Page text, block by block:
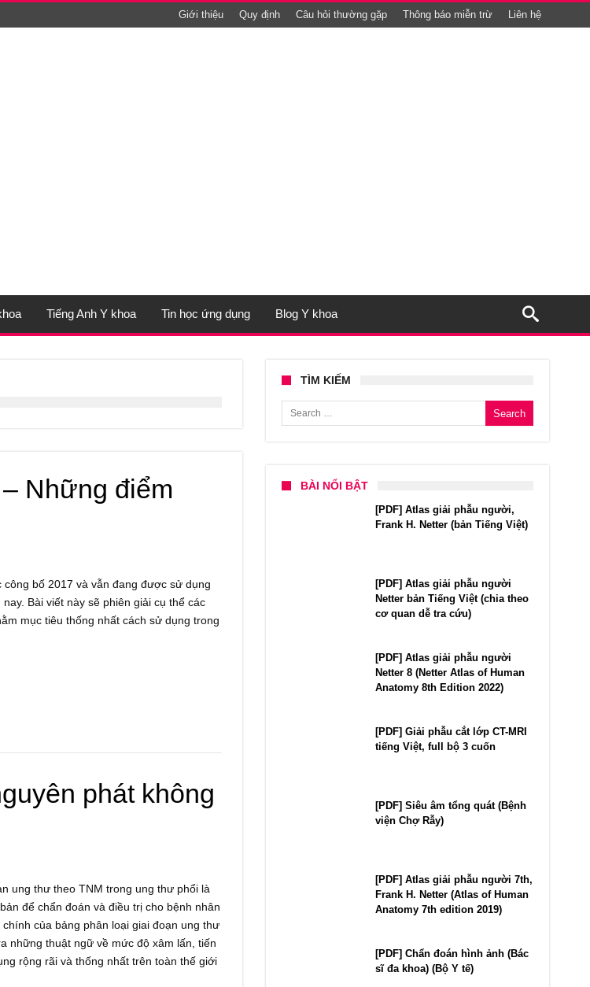
Giới thiệu Quy định Câu hỏi thường gặp Thông báo miễn trừ Liên hệ
Tiếng Anh Y khoa Tin học ứng dụng Blog Y khoa
Những điểm
công bố 2017 và vẫn đang được sử dụng
Bài viết này sẽ phiên giải cụ thể các
mục tiêu thống nhất cách sử dụng trong
phát không
ung thư theo TNM trong ung thư phổi là
để chẩn đoán và điều trị cho bệnh nhân
của bảng phân loại giai đoạn ung thư
những thuật ngữ về mức độ xâm lấn, tiến
rộng rãi và thống nhất trên toàn thế giới
TÌM KIẾM
Search for:
BÀI NỔI BẬT
[PDF] Atlas giải phẫu người,
Frank H. Netter (bản Tiếng Việt)
[PDF] Atlas giải phẫu người
Netter bản Tiếng Việt (chia theo
cơ quan dễ tra cứu)
[PDF] Atlas giải phẫu người
Netter 8 (Netter Atlas of Human
Anatomy 8th Edition 2022)
[PDF] Giải phẫu cắt lớp CT-MRI
tiếng Việt, full bộ 3 cuốn
[PDF] Siêu âm tổng quát (Bệnh
viện Chợ Rẫy)
[PDF] Atlas giải phẫu người 7th,
Frank H. Netter (Atlas of Human
Anatomy 7th edition 2019)
[PDF] Chẩn đoán hình ảnh (Bác
sĩ đa khoa) (Bộ Y tế)